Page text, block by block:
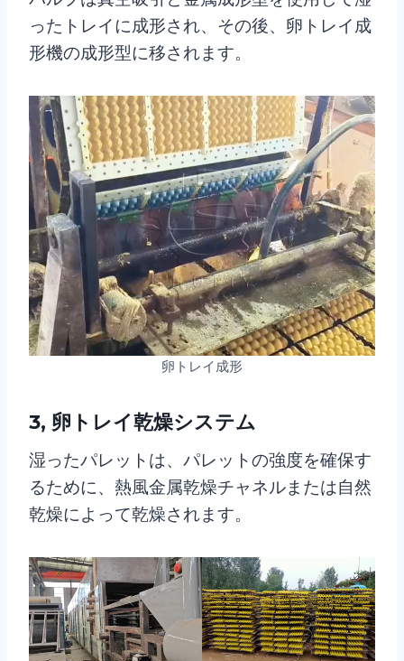
ったトレイに成形され、その後、卵トレイ成
形機の成形型に移されます。
卵トレイ成形
3, 卵トレイ乾燥システム
湿ったパレットは、パレットの強度を確保す
るために、熱風金属乾燥チャネルまたは自然
乾燥によって乾燥されます。